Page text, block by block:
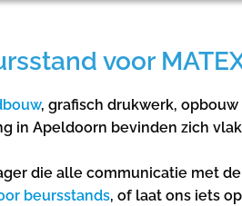
voor
, grafisch drukwerk, opbouw
in Apeldoorn bevinden zich
die alle communicatie met
beursstands, of laat ons iets